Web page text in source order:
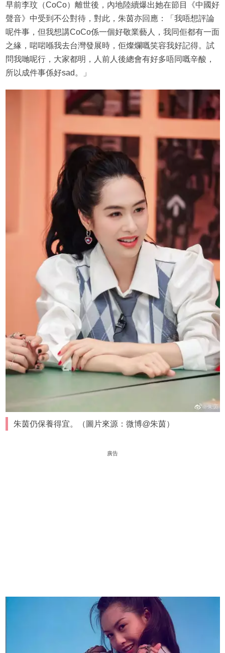
早前李玟（CoCo）離世後，內地陸續爆出她在節目《中國好
聲音》中受到不公對待，對此，朱茵亦回應：「我唔想評論
呢件事，但我想講CoCo係一個好敬業藝人，我同佢都有一面
之緣，啱啱喺我去台灣發展時，佢燦爛嘅笑容我好記得。試
問我哋呢行，大家都明，人前人後總會有好多唔同嘅辛酸，
所以成件事係好sad。」
朱茵仍保養得宜。（圖片來源：微博@朱茵）
廣告